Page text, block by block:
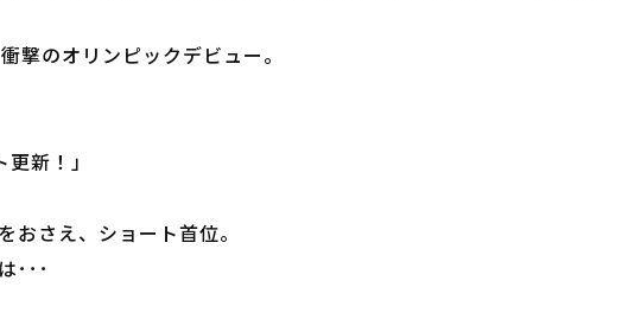
撃のオリンピックデビュー。
新！」
おさえ、ショート首位。
･･･